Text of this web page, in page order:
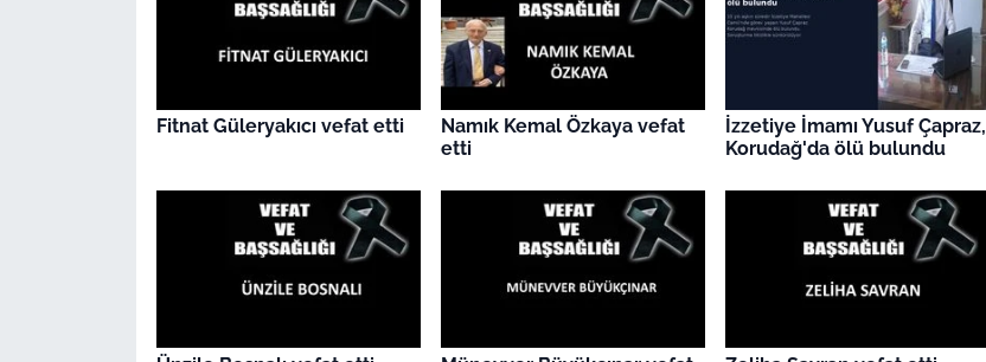
Fitnat Güleryakıcı vefat etti
Namık Kemal Özkaya vefat
etti
İzzetiye İmamı Yusuf Çapraz,
Korudağ'da ölü bulundu